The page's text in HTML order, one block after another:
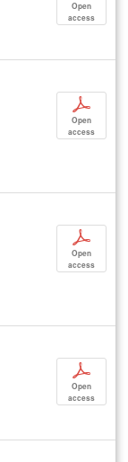
Open
access
p
Open
access
p
Open
access
p
Open
access